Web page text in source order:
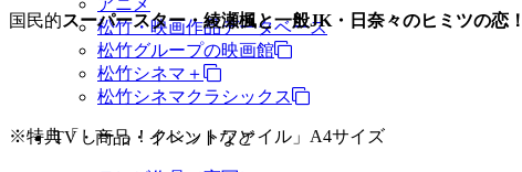
アニメ
松竹・映画作品データベース
松竹グループの映画館
松竹シネマ＋
松竹シネマクラシックス
TV・商品・イベントなど
国民的スーパースター・綾瀬楓と一般JK・日奈々のヒミツの恋！
※特典「しーっ！クレットファイル」A4サイズ